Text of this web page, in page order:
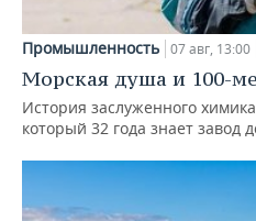
Промышленность 07 авг, 13:00
Морская душа и 100-
История заслуженного
который 32 года знает завод